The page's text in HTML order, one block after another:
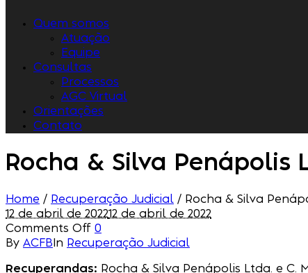
Quem somos
Atuação
Equipe
Consultas
Processos
AGC Virtual
Orientações
Contato
Rocha & Silva Penápolis
Home / Recuperação Judicial / Rocha & Silva
12 de abril de 202212 de abril de 2022
Comments Off 0
By ACFB In Recuperação Judicial
Recuperandas: Rocha & Silva Penápolis Ltda. e C.